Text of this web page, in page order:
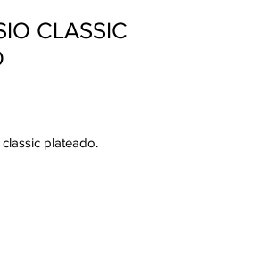
CLASSIC
plateado.